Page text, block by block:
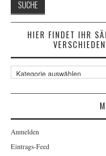
HIER FINDET IHR
Hier
findet
der
verschiedenen
Anmelden
Eintrags-Feed